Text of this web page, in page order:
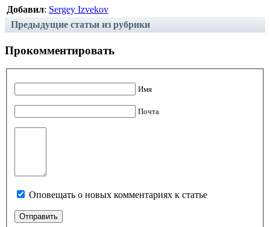
Добавил: Sergey Izvekov
Предыдущие статьи из рубрики
Прокомментировать
Имя
Почта
Оповещать о новых комментариях к статье